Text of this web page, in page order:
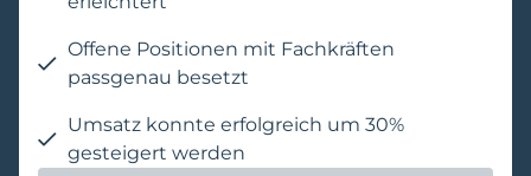
Offene Positionen mit Fachkräften
passgenau besetzt
Umsatz konnte erfolgreich um 30%
gesteigert werden